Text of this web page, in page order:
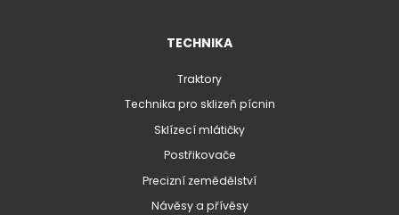
TECHNIKA
Traktory
Technika pro sklizeň pícnin
Sklízecí mlátičky
Postřikovače
Precizní zemědělství
Návěsy a přívěsy